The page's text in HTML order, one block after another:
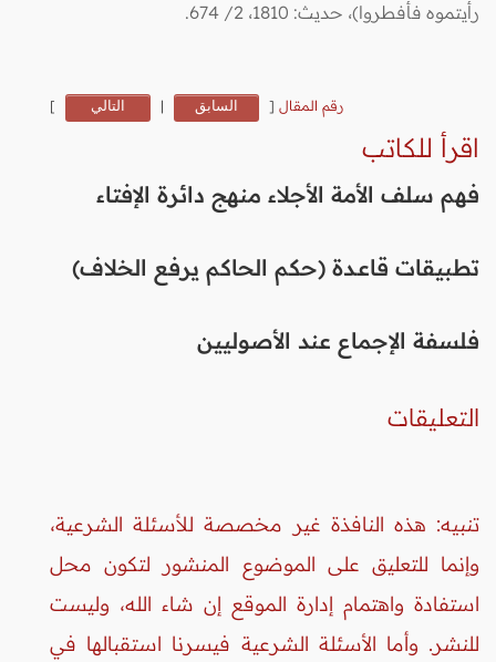
رأيتموه فأفطروا)، حديث: 1810، 2/ 674.
رقم المقال [ السابق | التالي ]
اقرأ للكاتب
فهم سلف الأمة الأجلاء منهج دائرة الإفتاء
تطبيقات قاعـدة (حكم الحاكم يرفع الخلاف)
فلسفة الإجماع عند الأصوليين
التعليقات
تنبيه: هذه النافذة غير مخصصة للأسئلة الشرعية،
وإنما للتعليق على الموضوع المنشور لتكون محل
استفادة واهتمام إدارة الموقع إن شاء الله، وليست
للنشر. وأما الأسئلة الشرعية فيسرنا استقبالها في